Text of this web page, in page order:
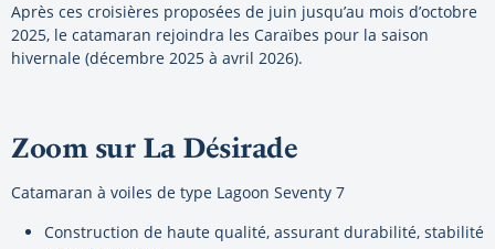
Après ces croisières proposées de juin jusqu’au mois d’octobre
2025, le catamaran rejoindra les Caraïbes pour la saison
hivernale (décembre 2025 à avril 2026).
Zoom sur La Désirade
Catamaran à voiles de type Lagoon Seventy 7
Construction de haute qualité, assurant durabilité, stabilité